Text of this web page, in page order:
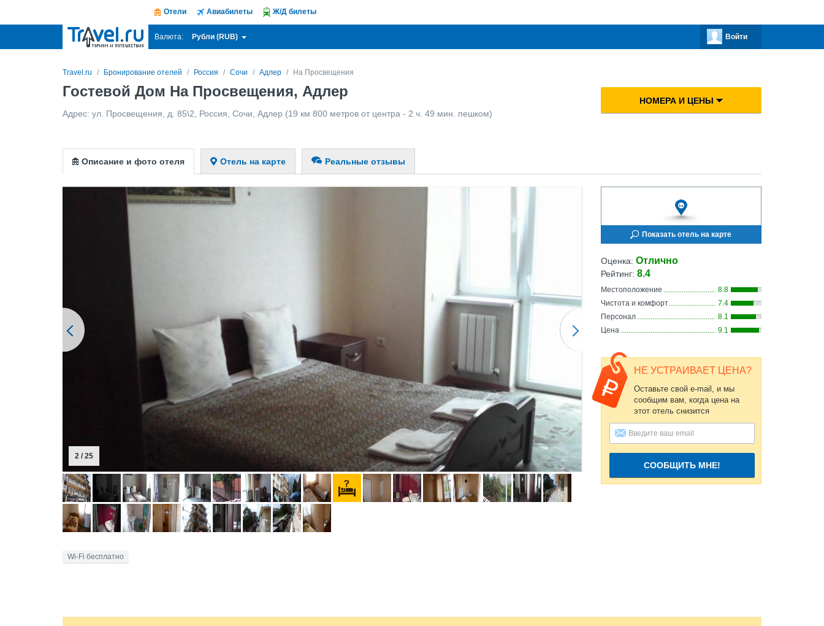
Отели Авиабилеты Ж/Д билеты
Валюта: Рубли (RUB) Войти
Travel.ru Бронирование отелей Россия Сочи Адлер На Просвещения
Гостевой Дом На Просвещения, Адлер
Адрес: ул. Просвещения, д. 85\2 Россия Сочи Адлер (19 км 800 метров от центра - 2 ч. 49 мин. пешком)
НОМЕРА И ЦЕНЫ
Описание и фото отеля Отель на карте Реальные отзывы
2 / 25
Wi-Fi бесплатно
Показать отель на карте
Оценка: Отлично
Рейтинг: 8.4
Местоположение
8.8
Чистота и комфорт
7.4
Персонал
8.1
Цена
9.1
НЕ УСТРАИВАЕТ ЦЕНА?
Оставьте свой e-mail, и мы
сообщим вам, когда цена на
этот отель снизится
СООБЩИТЬ МНЕ!